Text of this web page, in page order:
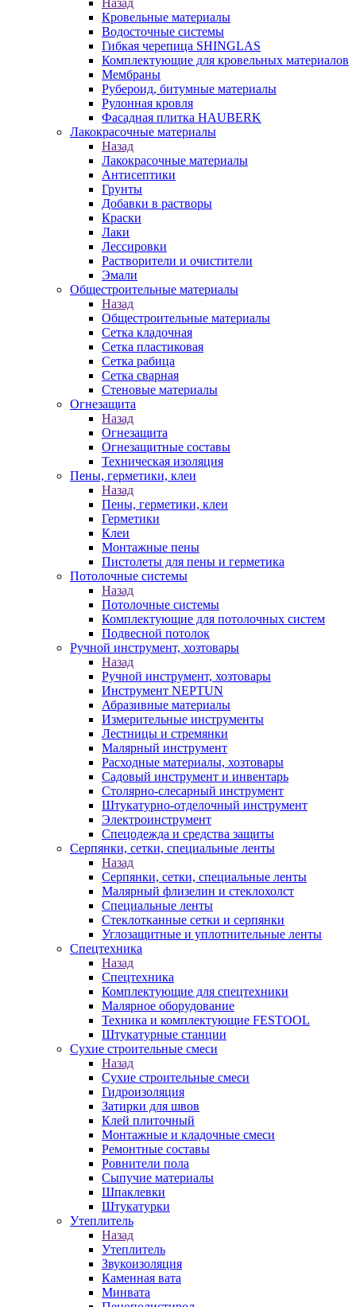
Кровельные материалы
Водосточные системы
Гибкая черепица SHINGLAS
Комплектующие для кровельных материалов
Мембраны
Рубероид, битумные материалы
Рулонная кровля
Фасадная плитка HAUBERK
Лакокрасочные материалы
Назад
Лакокрасочные материалы
Антисептики
Грунты
Добавки в растворы
Краски
Лаки
Лессировки
Растворители и очистители
Эмали
Общестроительные материалы
Назад
Общестроительные материалы
Сетка кладочная
Сетка пластиковая
Сетка рабица
Сетка сварная
Стеновые материалы
Огнезащита
Назад
Огнезащита
Огнезащитные составы
Техническая изоляция
Пены, герметики, клеи
Назад
Пены, герметики, клеи
Герметики
Клеи
Монтажные пены
Пистолеты для пены и герметика
Потолочные системы
Назад
Потолочные системы
Комплектующие для потолочных систем
Подвесной потолок
Ручной инструмент, хозтовары
Назад
Ручной инструмент, хозтовары
Инструмент NEPTUN
Абразивные материалы
Измерительные инструменты
Лестницы и стремянки
Малярный инструмент
Расходные материалы, хозтовары
Садовый инструмент и инвентарь
Столярно-слесарный инструмент
Штукатурно-отделочный инструмент
Электроинструмент
Спецодежда и средства защиты
Серпянки, сетки, специальные ленты
Назад
Серпянки, сетки, специальные ленты
Малярный флизелин и стеклохолст
Специальные ленты
Стеклотканные сетки и серпянки
Углозащитные и уплотнительные ленты
Спецтехника
Назад
Спецтехника
Комплектующие для спецтехники
Малярное оборудование
Техника и комплектующие FESTOOL
Штукатурные станции
Сухие строительные смеси
Назад
Сухие строительные смеси
Гидроизоляция
Затирки для швов
Клей плиточный
Монтажные и кладочные смеси
Ремонтные составы
Ровнители пола
Сыпучие материалы
Шпаклевки
Штукатурки
Утеплитель
Назад
Утеплитель
Звукоизоляция
Каменная вата
Минвата